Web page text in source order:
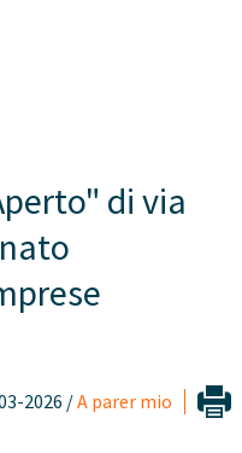
di via
2026 /A parer mio